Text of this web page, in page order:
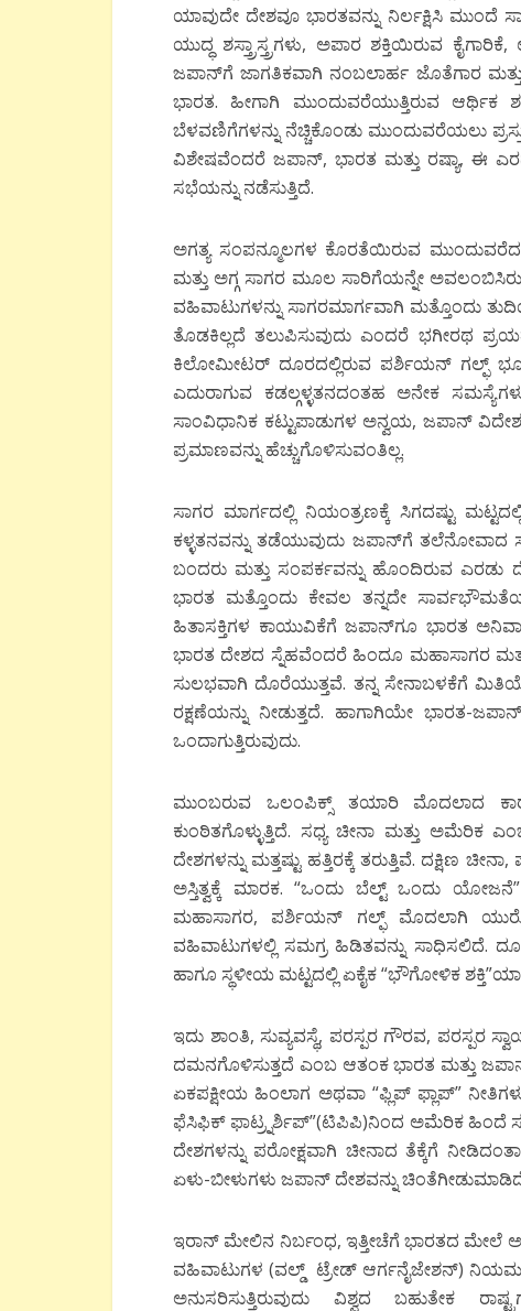
ಯಾವುದೇ ದೇಶವೂ ಭಾರತವನ್ನು ನಿರ್ಲಕ್ಷಿಸಿ ಮುಂದೆ
ಯುದ್ಧ ಶಸ್ತ್ರಾಸ್ತ್ರಗಳು, ಅಪಾರ ಶಕ್ತಿಯಿರುವ
ಜಪಾನ್‍ಗೆ ಜಾಗತಿಕವಾಗಿ ನಂಬಲಾರ್ಹ ಜೊತೆಗಾರ
ಭಾರತ. ಹೀಗಾಗಿ ಮುಂದುವರೆಯುತ್ತಿರುವ ಆರ್ಥಿಕ
ಬೆಳವಣಿಗೆಗಳನ್ನು ನೆಚ್ಚಿಕೊಂಡು ಮುಂದುವರೆಯಲು
ವಿಶೇಷವೆಂದರೆ ಜಪಾನ್, ಭಾರತ ಮತ್ತು ರಷ್ಯಾ, ಈ
ಸಭೆಯನ್ನು ನಡೆಸುತ್ತಿದೆ.
ಅಗತ್ಯ ಸಂಪನ್ಮೂಲಗಳ ಕೊರತೆಯಿರುವ
ಮತ್ತು ಅಗ್ಗ ಸಾಗರ ಮೂಲ ಸಾರಿಗೆಯನ್ನೇ
ವಹಿವಾಟುಗಳನ್ನು ಸಾಗರಮಾರ್ಗವಾಗಿ ಮತ್ತೊಂದು
ತೊಡಕಿಲ್ಲದೆ ತಲುಪಿಸುವುದು ಎಂದರೆ ಭಗೀರಥ
ಕಿಲೋಮೀಟರ್ ದೂರದಲ್ಲಿರುವ ಪರ್ಶಿಯನ್ ಗಲ್ಫ್
ಎದುರಾಗುವ ಕಡಲ್ಗಳ್ಳತನದಂತಹ ಅನೇಕ
ಸಾಂವಿಧಾನಿಕ ಕಟ್ಟುಪಾಡುಗಳ ಅನ್ವಯ, ಜಪಾನ್
ಪ್ರಮಾಣವನ್ನು ಹೆಚ್ಚುಗೊಳಿಸುವಂತಿಲ್ಲ.
ಸಾಗರ ಮಾರ್ಗದಲ್ಲಿ ನಿಯಂತ್ರಣಕ್ಕೆ ಸಿಗದಷ್ಟು
ಕಳ್ಳತನವನ್ನು ತಡೆಯುವುದು ಜಪಾನ್‍ಗೆ
ಬಂದರು ಮತ್ತು ಸಂಪರ್ಕವನ್ನು ಹೊಂದಿರುವ ಎರಡು
ಭಾರತ ಮತ್ತೊಂದು ಕೇವಲ ತನ್ನದೇ
ಹಿತಾಸಕ್ತಿಗಳ ಕಾಯುವಿಕೆಗೆ ಜಪಾನ್‍ಗೂ ಭಾರತ
ಭಾರತ ದೇಶದ ಸ್ನೆಹವೆಂದರೆ ಹಿಂದೂ ಮಹಾಸಾಗರ ಮತ್ತು
ಸುಲಭವಾಗಿ ದೊರೆಯುತ್ತವೆ. ತನ್ನ ಸೇನಾಬಳಕೆಗೆ
ರಕ್ಷಣೆಯನ್ನು ನೀಡುತ್ತದೆ. ಹಾಗಾಗಿಯೇ ಭಾರತ-
ಒಂದಾಗುತ್ತಿರುವುದು.
ಮುಂಬರುವ ಒಲಂಪಿಕ್ಸ್ ತಯಾರಿ ಮೊದಲಾದ
ಕುಂಠಿತಗೊಳ್ಳುತ್ತಿದೆ. ಸಧ್ಯ ಚೀನಾ ಮತ್ತು ಅಮೆರಿಕ
ದೇಶಗಳನ್ನು ಮತ್ತಷ್ಟು ಹತ್ತಿರಕ್ಕೆ ತರುತ್ತಿವೆ. ದಕ್ಷಿಣ
ಅಸ್ತಿತ್ವಕ್ಕೆ ಮಾರಕ. “ಒಂದು ಬೆಲ್ಟ್ ಒಂದು
ಮಹಾಸಾಗರ, ಪರ್ಶಿಯನ್ ಗಲ್ಫ್ ಮೊದಲಾಗಿ
ವಹಿವಾಟುಗಳಲ್ಲಿ ಸಮಗ್ರ ಹಿಡಿತವನ್ನು ಸಾಧಿಸಲಿದೆ.
ಹಾಗೂ ಸ್ಥಳೀಯ ಮಟ್ಟದಲ್ಲಿ ಏಕೈಕ “ಭೌಗೋಳಿಕ
ಇದು ಶಾಂತಿ, ಸುವ್ಯವಸ್ಥೆ, ಪರಸ್ಪರ ಗೌರವ, ಪರಸ್ಪರ
ದಮನಗೊಳಿಸುತ್ತದೆ ಎಂಬ ಆತಂಕ ಭಾರತ ಮತ್ತು
ಏಕಪಕ್ಷೀಯ ಹಿಂಲಾಗ ಅಥವಾ “ಫ್ಲಿಪ್ ಫ್ಲಾಪ್”
ಫೆಸಿಫಿಕ್ ಫಾಟ್ರ್ನರ್ಶಿಪ್”(ಟಿಪಿಪಿ)ನಿಂದ ಅಮೆರಿಕ ಹಿಂದೆ
ದೇಶಗಳನ್ನು ಪರೋಕ್ಷವಾಗಿ ಚೀನಾದ ತೆಕ್ಕೆಗೆ
ಏಳು-ಬೀಳುಗಳು ಜಪಾನ್ ದೇಶವನ್ನು
ಇರಾನ್ ಮೇಲಿನ ನಿರ್ಬಂಧ, ಇತ್ತೀಚೆಗೆ ಭಾರತದ ಮೇಲೆ
ವಹಿವಾಟುಗಳ (ವಲ್ಡ್ ಟ್ರೇಡ್ ಆರ್ಗನೈಜೇಶನ್)
ಅನುಸರಿಸುತ್ತಿರುವುದು ವಿಶ್ವದ ಬಹುತೇಕ